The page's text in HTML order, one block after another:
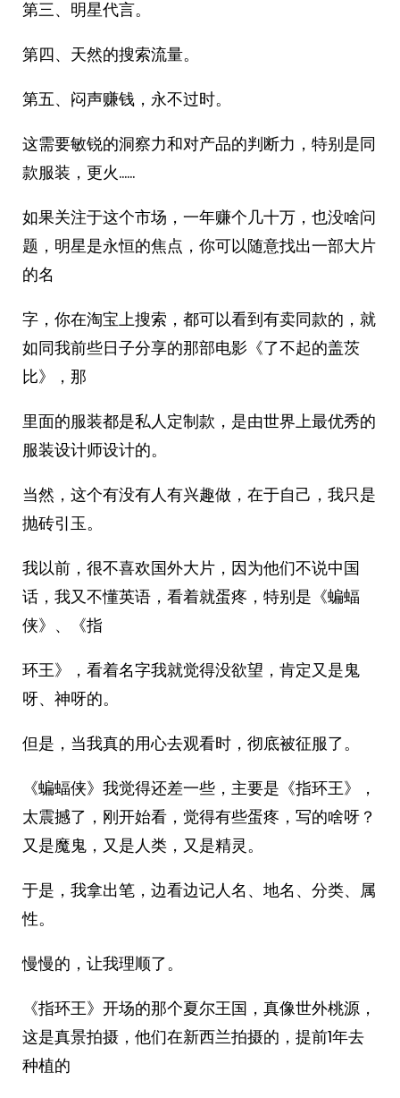
第三、明星代言。
第四、天然的搜索流量。
第五、闷声赚钱，永不过时。
这需要敏锐的洞察力和对产品的判断力，特别是同
款服装，更火……
如果关注于这个市场，一年赚个几十万，也没啥问
题，明星是永恒的焦点，你可以随意找出一部大片
的名
字，你在淘宝上搜索，都可以看到有卖同款的，就
如同我前些日子分享的那部电影《了不起的盖茨
比》，那
里面的服装都是私人定制款，是由世界上最优秀的
服装设计师设计的。
当然，这个有没有人有兴趣做，在于自己，我只是
抛砖引玉。
我以前，很不喜欢国外大片，因为他们不说中国
话，我又不懂英语，看着就蛋疼，特别是《蝙蝠
侠》、《指
环王》，看着名字我就觉得没欲望，肯定又是鬼
呀、神呀的。
但是，当我真的用心去观看时，彻底被征服了。
《蝙蝠侠》我觉得还差一些，主要是《指环王》，
太震撼了，刚开始看，觉得有些蛋疼，写的啥呀？
又是魔鬼，又是人类，又是精灵。
于是，我拿出笔，边看边记人名、地名、分类、属
性。
慢慢的，让我理顺了。
《指环王》开场的那个夏尔王国，真像世外桃源，
这是真景拍摄，他们在新西兰拍摄的，提前1年去
种植的